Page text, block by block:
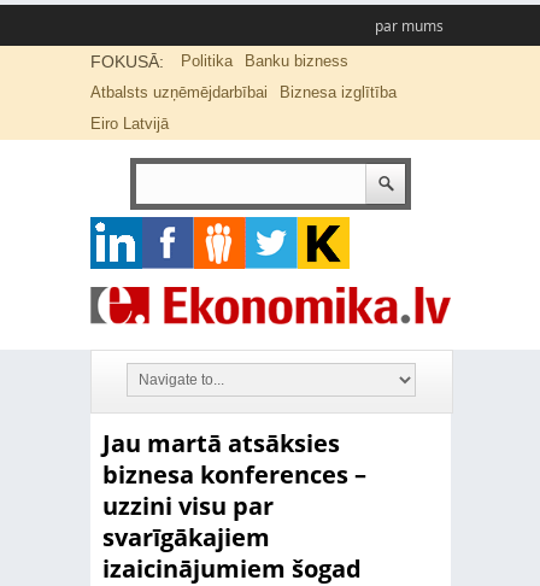
par mums
FOKUSĀ: Politika
Banku bizness
Atbalsts uzņēmējdarbībai
Biznesa izglītība
Eiro Latvijā
Jau martā atsāksies
biznesa konferences –
uzzini visu par
svarīgākajiem
izaicinājumiem šogad